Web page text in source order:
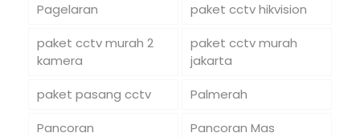
Pagelaran
paket cctv hikvision
paket cctv murah 2
kamera
paket cctv murah
jakarta
paket pasang cctv
Palmerah
Pancoran
Pancoran Mas